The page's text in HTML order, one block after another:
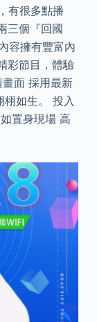
有很多點播
三個『回國
容擁有豐富內
彩節目，體驗
面 採用最新
栩如生。 投入
置身現場 高